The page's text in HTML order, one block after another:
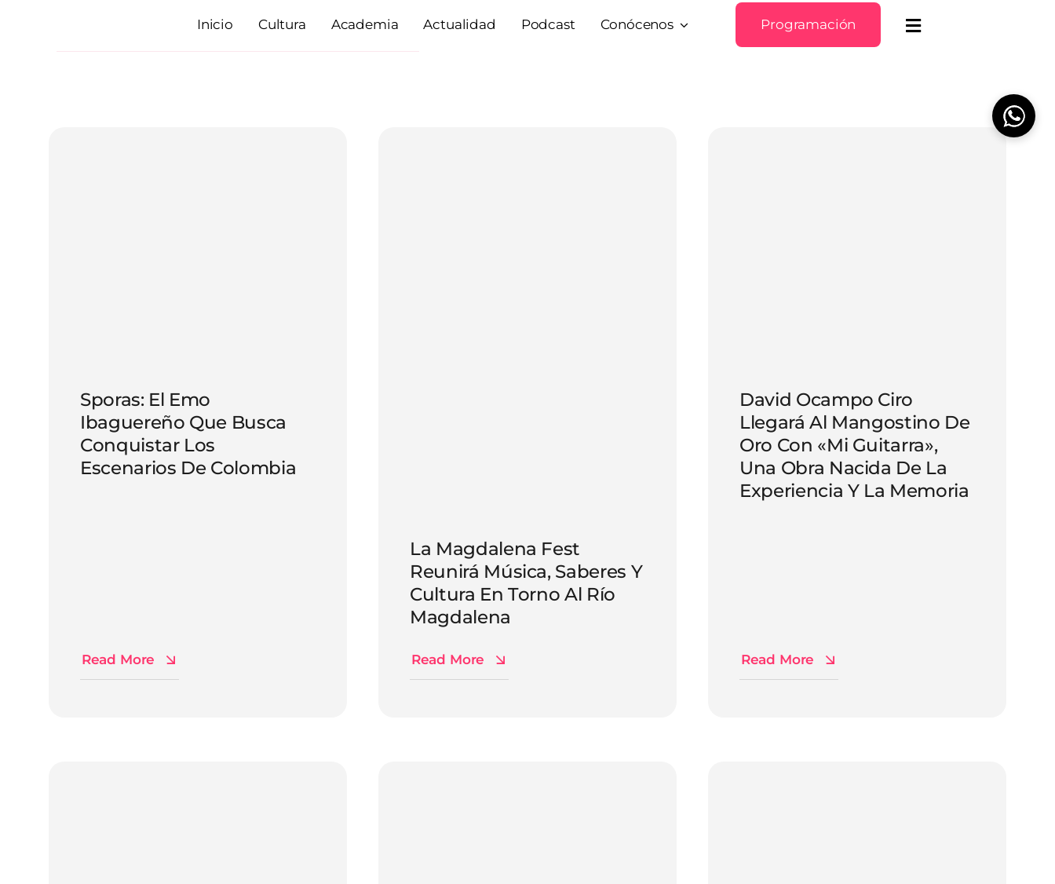
Inicio Cultura Academia Actualidad Podcast Conócenos Programación
Sporas: El Emo
Ibaguereño Que Busca
Conquistar Los
Escenarios De Colombia
Read More
La Magdalena Fest
Reunirá Música, Saberes Y
Cultura En Torno Al Río
Magdalena
Read More
David Ocampo Ciro
Llegará Al Mangostino De
Oro Con «Mi Guitarra»,
Una Obra Nacida De La
Experiencia Y La Memoria
Read More